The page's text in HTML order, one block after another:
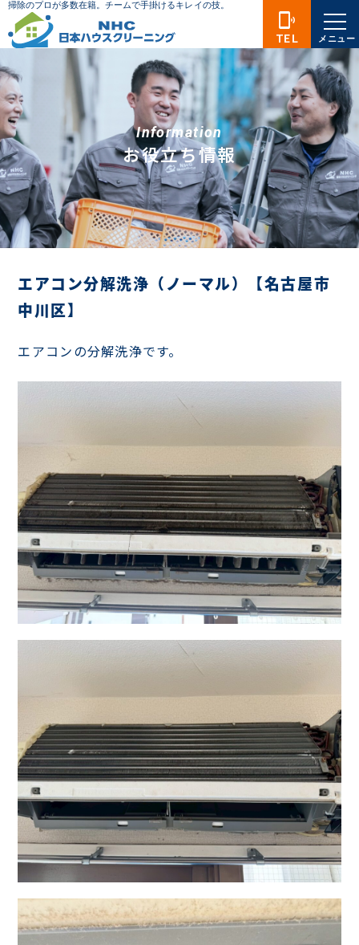
Information
お役立ち情報
エアコン分解洗浄（ノーマル）【名古屋市
中川区】
エアコンの分解洗浄です。
phonelink_ring
TEL メニュー